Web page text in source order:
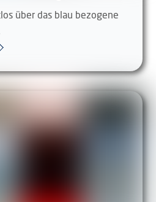
über das blau bezogene